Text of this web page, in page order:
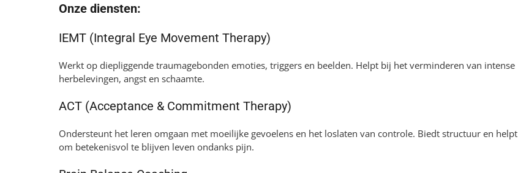
Onze diensten:
IEMT (Integral Eye Movement Therapy)
Werkt op diepliggende traumagebonden emoties, triggers en beelden. Helpt bij het verminderen van intense
herbelevingen, angst en schaamte.
ACT (Acceptance & Commitment Therapy)
Ondersteunt het leren omgaan met moeilijke gevoelens en het loslaten van controle. Biedt structuur en helpt
om betekenisvol te blijven leven ondanks pijn.